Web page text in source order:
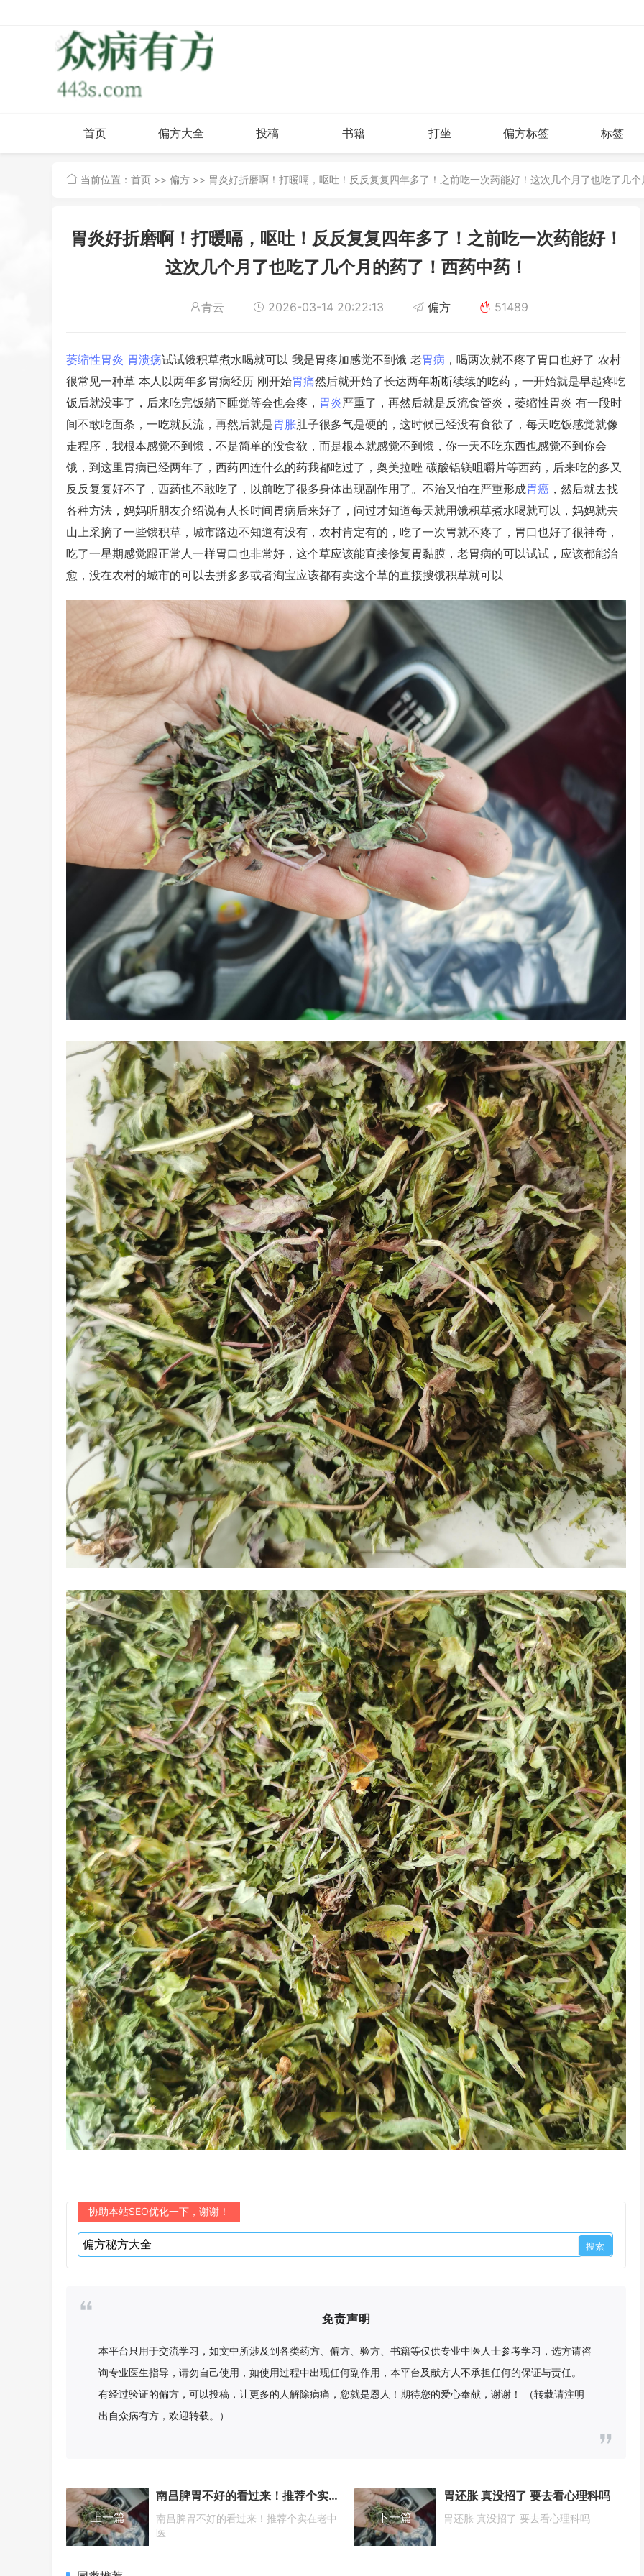
首页 偏方大全 投稿 书籍 打坐 偏方标签 标签
当前位置： 首页 >> 偏方 >> 胃炎好折磨啊！打暖嗝，呕吐！反反复复四年多了！之前吃一次药能好！这次几个月了也吃了几个
胃炎好折磨啊！打暖嗝，呕吐！反反复复四年多了！之前吃一次药能好！
这次几个月了也吃了几个月的药了！西药中药！
青云 2026-03-14 20:22:13 偏方 51489
萎缩性胃炎 胃溃疡试试饿积草煮水喝就可以 我是胃疼加感觉不到饿 老胃病 ，喝两次就不疼了胃口也好了 农村
很常见一种草 本人以两年多胃病经历 刚开始胃痛然后就开始了长达两年断断续续的吃药，一开始就是早起疼吃
饭后就没事了，后来吃完饭躺下睡觉等会也会疼， 胃炎严重了，再然后就是反流食管炎，萎缩性胃炎 有一段时
间不敢吃面条，一吃就反流，再然后就是胃胀肚子很多气是硬的，这时候已经没有食欲了，每天吃饭感觉就像
走程序，我根本感觉不到饿，不是简单的没食欲，而是根本就感觉不到饿，你一天不吃东西也感觉不到你会
饿，到这里胃病已经两年了，西药四连什么的药我都吃过了，奥美拉唑 碳酸铝镁咀嚼片等西药，后来吃的多又
反反复复好不了，西药也不敢吃了，以前吃了很多身体出现副作用了。不治又怕在严重形成胃癌 ，然后就去找
各种方法，妈妈听朋友介绍说有人长时间胃病后来好了，问过才知道每天就用饿积草煮水喝就可以，妈妈就去
山上采摘了一些饿积草，城市路边不知道有没有，农村肯定有的，吃了一次胃就不疼了，胃口也好了很神奇，
吃了一星期感觉跟正常人一样胃口也非常好，这个草应该能直接修复胃黏膜，老胃病的可以试试，应该都能治
愈，没在农村的城市的可以去拼多多或者淘宝应该都有卖这个草的直接搜饿积草就可以
协助本站SEO优化一下，谢谢！
免责声明
本平台只用于交流学习，如文中所涉及到各类药方、偏方、验方、书籍等仅供专业中医人士参考学习，选方请咨
询专业医生指导，请勿自己使用，如使用过程中出现任何副作用，本平台及献方人不承担任何的保证与责任。
有经过验证的偏方，可以投稿，让更多的人解除病痛，您就是恩人！期待您的爱心奉献，谢谢！ （转载请注明
出自众病有方，欢迎转载。）
上一篇
南昌脾胃不好的看过来！推荐个实在老中医
南昌脾胃不好的看过来！推荐个实在老中
医
下一篇
胃还胀 真没招了 要去看心理科吗
胃还胀 真没招了 要去看心理科吗